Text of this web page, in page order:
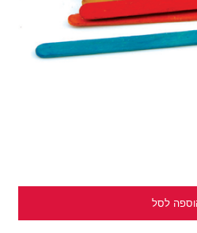
לסל